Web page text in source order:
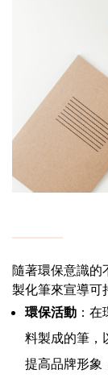
隨著環保意識的
製化筆來宣導可
環保活動 ：
料製成的筆，
提高品牌形象